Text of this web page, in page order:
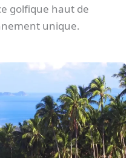
golfique haut de
unique.